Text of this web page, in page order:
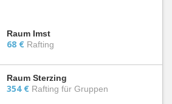
Raum Imst
68 € Rafting
Raum Sterzing
354 € Rafting für Gruppen